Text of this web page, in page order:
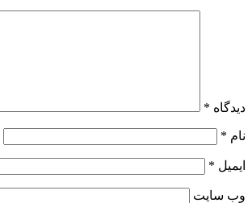
دیدگاه *
نام *
ایمیل *
وب‌ سایت